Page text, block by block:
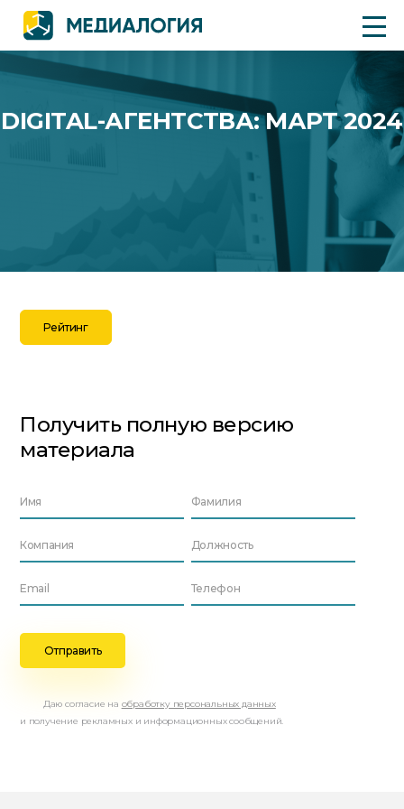
DIGITAL-АГЕНТСТВА: МАРТ 2024
Рейтинг
Получить полную версию
материала
Даю согласие на обработку персональных данных
и получение рекламных и информационных сообщений.